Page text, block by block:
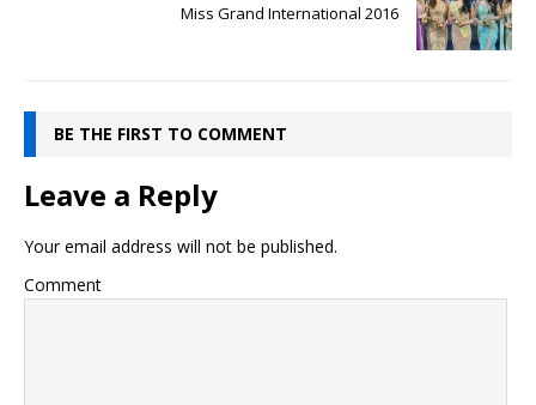
Miss Grand International 2016
BE THE FIRST TO COMMENT
Leave a Reply
Your email address will not be published.
Comment